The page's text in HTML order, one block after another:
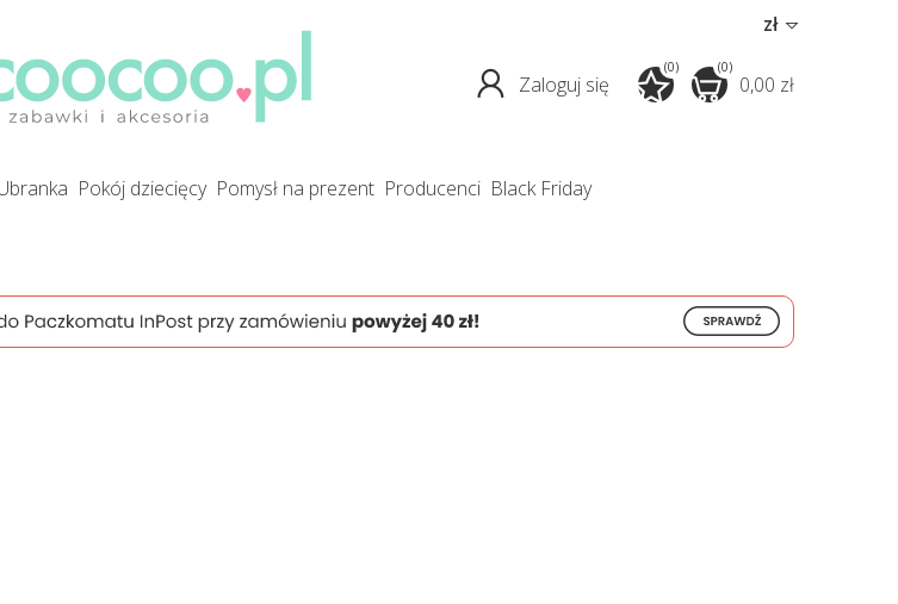
zł
(0)
0,00 zł
Zaloguj się
(0)
ubranka pokój dziecięcy pomysł na prezent producenci Black Friday